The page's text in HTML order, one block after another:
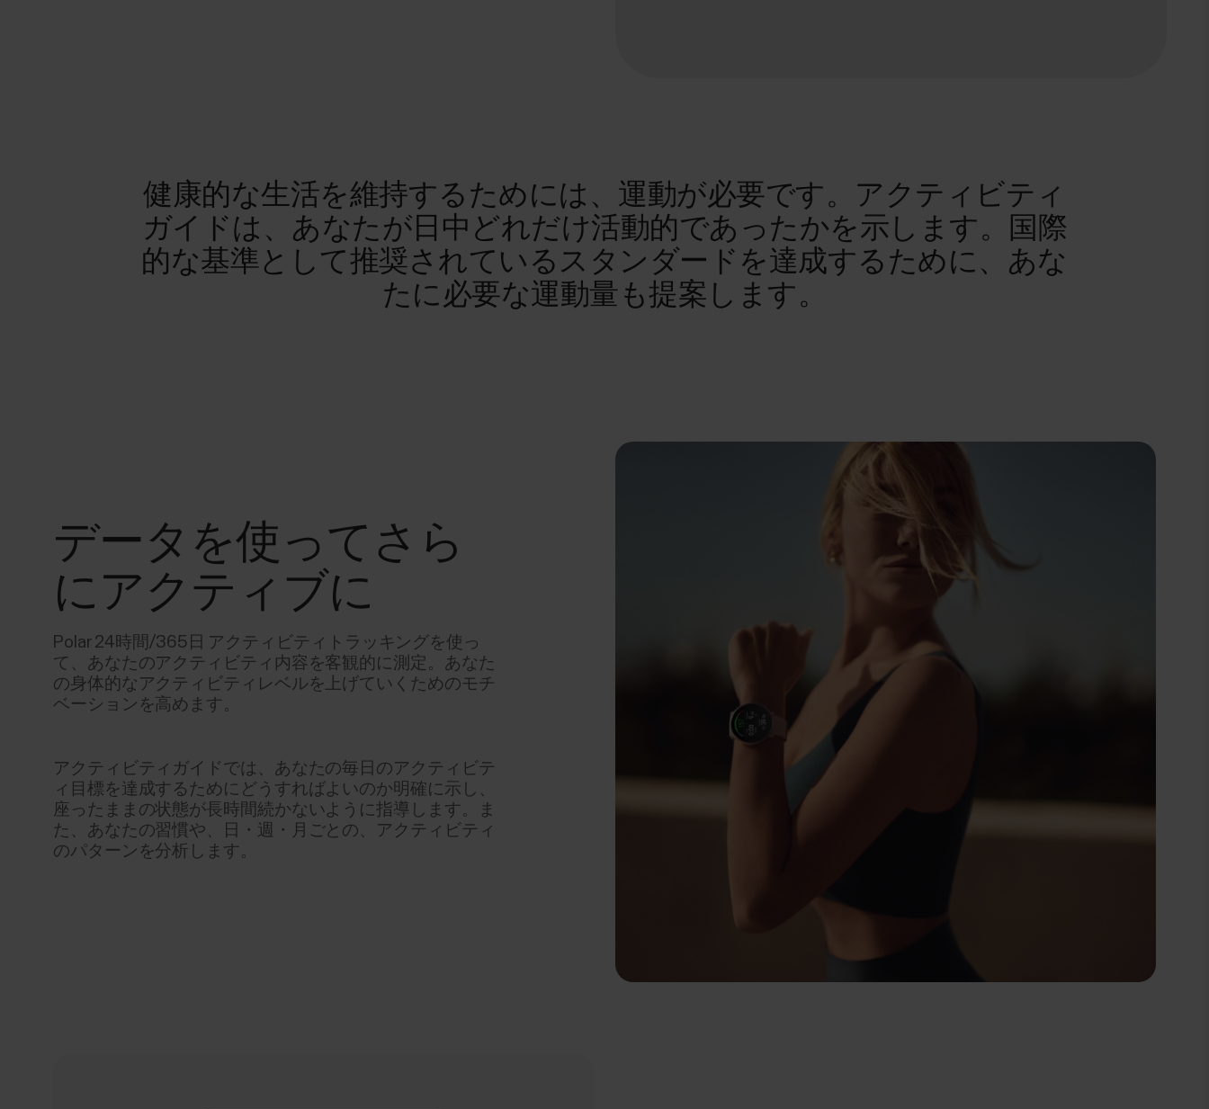
健康的な生活を維持するためには、運動が必要です。アクティビティ
ガイドは、あなたが日中どれだけ活動的であったかを示します。国際
的な基準として推奨されているスタンダードを達成するために、あな
たに必要な運動量も提案します。
データを使ってさら
にアクティブに
Polar 24時間/365日 アクティビティトラッキングを使っ
て、あなたのアクティビティ内容を客観的に測定。あなた
の身体的なアクティビティレベルを上げていくためのモチ
ベーションを高めます。
アクティビティガイドでは、あなたの毎日のアクティビテ
ィ目標を達成するためにどうすればよいのか明確に示し、
座ったままの状態が長時間続かないように指導します。ま
た、あなたの習慣や、日・週・月ごとの、アクティビティ
のパターンを分析します。